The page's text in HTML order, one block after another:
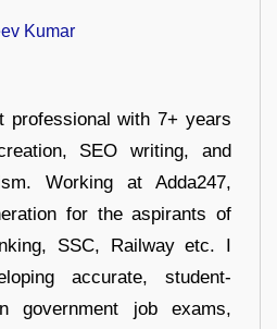
Kumar
professional with 7+ years
SEO writing, and
Working at Adda247,
for the aspirants of
SSC, Railway etc. I
accurate, student-
government job exams,